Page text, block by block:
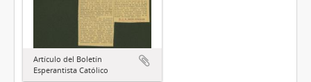
Artículo del Boletín
Esperantista Católico